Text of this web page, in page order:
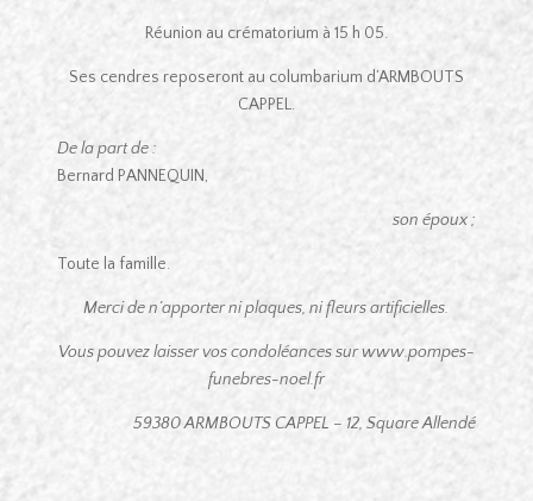
Réunion au crématorium à 15 h 05.
Ses cendres reposeront au columbarium d’ARMBOUTS
CAPPEL.
De la part de :
Bernard PANNEQUIN,
son époux ;
Toute la famille.
Merci de n’apporter ni plaques, ni fleurs artificielles.
Vous pouvez laisser vos condoléances sur www.pompes-
funebres-noel.fr
59380 ARMBOUTS CAPPEL – 12, Square Allendé